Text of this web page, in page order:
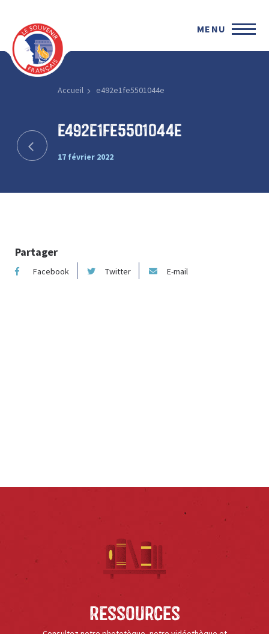
MENU
Accueil e492e1fe5501044e
e492e1fe5501044e
17 février 2022
Partager
Facebook Twitter E-mail
Ressources